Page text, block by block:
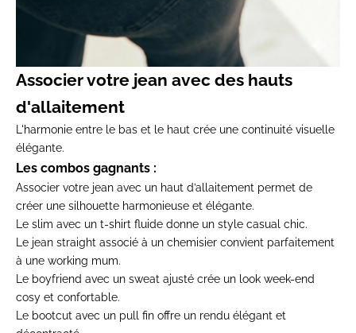
Associer votre jean avec des hauts
d'allaitement
L'harmonie entre le bas et le haut crée une continuité visuelle
élégante.
Les combos gagnants :
Associer votre jean avec un haut d’allaitement permet de
créer une silhouette harmonieuse et élégante.
Le slim avec un t-shirt fluide donne un style casual chic.
Le jean straight associé à un chemisier convient parfaitement
à une working mum.
Le boyfriend avec un sweat ajusté crée un look week-end
cosy et confortable.
Le bootcut avec un pull fin offre un rendu élégant et